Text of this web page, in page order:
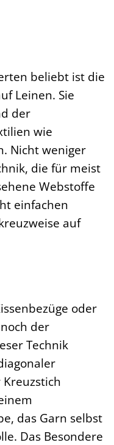
beliebt ist die
Leinen. Sie
der
wie
Nicht weniger
die für meist
Webstoffe
einfachen
auf
oder
der
Technik
das Garn selbst
Das Besondere